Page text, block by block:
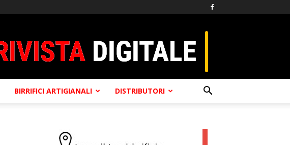
BIRRIFICI ARTIGIANALI DISTRIBUTORI